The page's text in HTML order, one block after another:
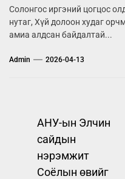
Солонгос иргэний цогцос
нутаг, Хүй долоон худаг
амиа алдсан байдалтай...
Admin 2026-04-13
Post
navigation
АНУ-ын Элчин
сайдын
нэрэмжит
Соёлын өвийг